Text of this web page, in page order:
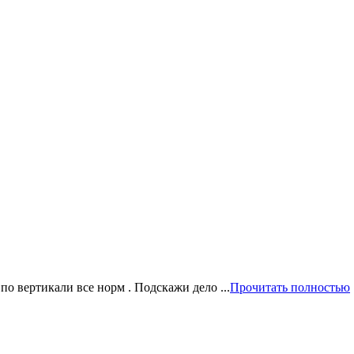
вертикали все норм . Подскажи дело ...Прочитать полностью